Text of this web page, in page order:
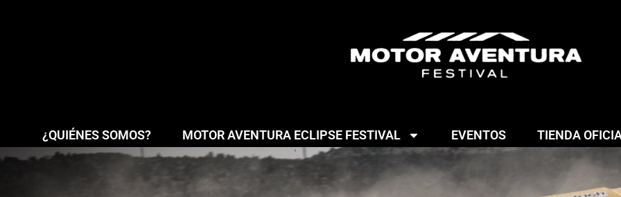
¿QUIÉNES SOMOS? MOTOR AVENTURA ECLIPSE FESTIVAL EVENTOS TIENDA